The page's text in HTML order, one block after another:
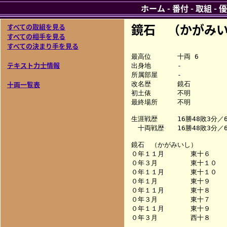
すべての取組を見る
すべての相手を見る
すべての決まり手を見る
テキスト力士情報
十両一覧表
鏡石 （かがみ
最高位　　　　十両 6
出身地　　　　-
所属部屋　　　-
改名歴　　　　鏡石
初土俵　　　　不明
最終場所　　　不明
生涯戦歴　　　16勝48敗3分
十両戦歴　　16勝48敗3分
鏡石　（かがみいし）
０年１１月　　　　東十６
０年３月　　　　　東十１０
０年１１月　　　　東十１
０年１月　　　　　東十９
０年１１月　　　　東十８
０年３月　　　　　東十７
０年１１月　　　　東十９　
ホーム -番付-取組 -